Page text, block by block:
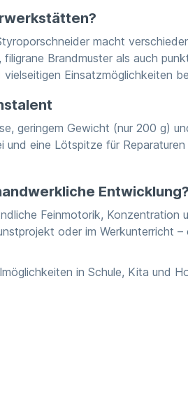
macht
Brandmuster als auch
Einsatzmöglichkeiten
geringem Gewicht (nur 200 g)
eine Lötspitze für
Entwicklung?
Feinmotorik,
oder im Werkunterricht
in Schule, Kita und